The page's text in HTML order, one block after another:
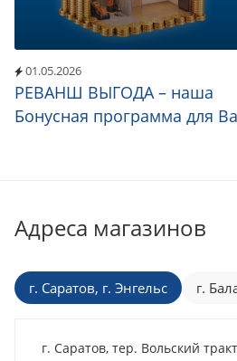
01.05.2026
РЕВАНШ ВЫГОДА – наша
Бонусная программа для
Адреса магазинов
г. Саратов, г. Энгельс г.
г. Саратов, тер. Вольский